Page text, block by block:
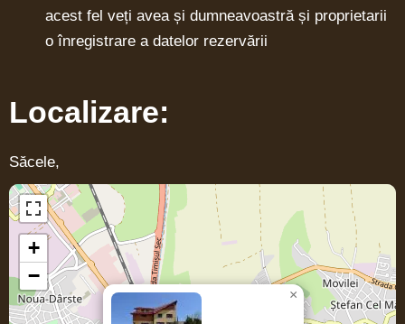
acest fel veți avea și dumneavoastră și proprietarii
o înregistrare a datelor rezervării
Localizare:
Săcele,
×
+
−